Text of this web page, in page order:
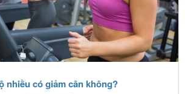
nhiều có giảm cân không?